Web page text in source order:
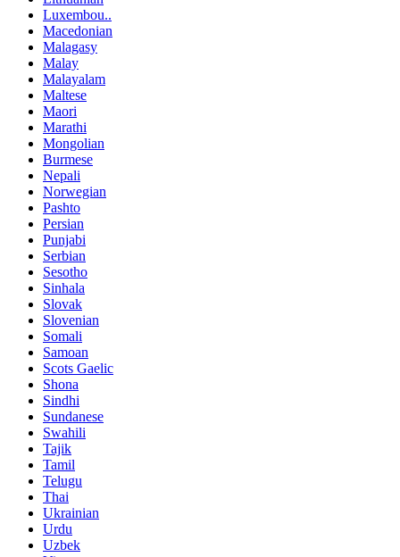
Luxembou..
Macedonian
Malagasy
Malay
Malayalam
Maltese
Maori
Marathi
Mongolian
Burmese
Nepali
Norwegian
Pashto
Persian
Punjabi
Serbian
Sesotho
Sinhala
Slovak
Slovenian
Somali
Samoan
Scots Gaelic
Shona
Sindhi
Sundanese
Swahili
Tajik
Tamil
Telugu
Thai
Ukrainian
Urdu
Uzbek